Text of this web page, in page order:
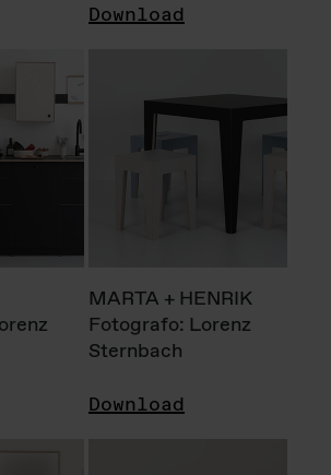
Download
MARTA + HENRIK
Fotografo: Lorenz
Sternbach
Download